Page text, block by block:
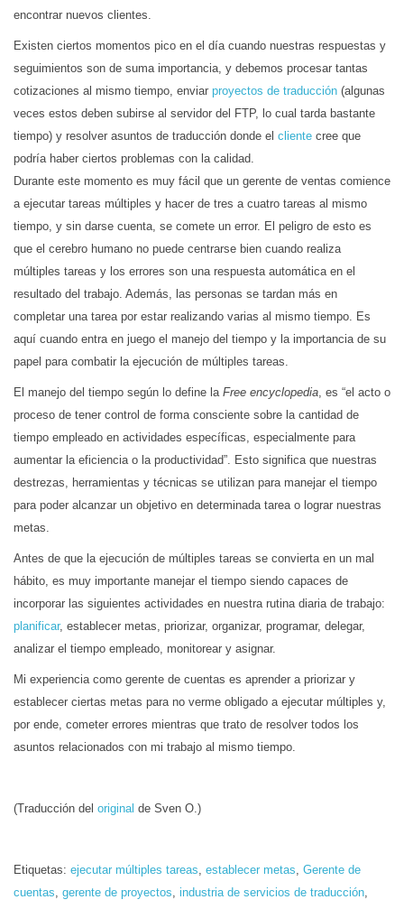
encontrar nuevos clientes.
Existen ciertos momentos pico en el día cuando nuestras respuestas y
seguimientos son de suma importancia, y debemos procesar tantas
cotizaciones al mismo tiempo, enviar proyectos de traducción (algunas
veces estos deben subirse al servidor del FTP, lo cual tarda bastante
tiempo) y resolver asuntos de traducción donde el cliente cree que
podría haber ciertos problemas con la calidad.
Durante este momento es muy fácil que un gerente de ventas comience
a ejecutar tareas múltiples y hacer de tres a cuatro tareas al mismo
tiempo, y sin darse cuenta, se comete un error. El peligro de esto es
que el cerebro humano no puede centrarse bien cuando realiza
múltiples tareas y los errores son una respuesta automática en el
resultado del trabajo. Además, las personas se tardan más en
completar una tarea por estar realizando varias al mismo tiempo. Es
aquí cuando entra en juego el manejo del tiempo y la importancia de su
papel para combatir la ejecución de múltiples tareas.
El manejo del tiempo según lo define la Free encyclopedia, es “el acto o
proceso de tener control de forma consciente sobre la cantidad de
tiempo empleado en actividades específicas, especialmente para
aumentar la eficiencia o la productividad”. Esto significa que nuestras
destrezas, herramientas y técnicas se utilizan para manejar el tiempo
para poder alcanzar un objetivo en determinada tarea o lograr nuestras
metas.
Antes de que la ejecución de múltiples tareas se convierta en un mal
hábito, es muy importante manejar el tiempo siendo capaces de
incorporar las siguientes actividades en nuestra rutina diaria de trabajo:
planificar, establecer metas, priorizar, organizar, programar, delegar,
analizar el tiempo empleado, monitorear y asignar.
Mi experiencia como gerente de cuentas es aprender a priorizar y
establecer ciertas metas para no verme obligado a ejecutar múltiples y,
por ende, cometer errores mientras que trato de resolver todos los
asuntos relacionados con mi trabajo al mismo tiempo.
(Traducción del original de Sven O.)
Etiquetas: ejecutar múltiples tareas, establecer metas, Gerente de
cuentas, gerente de proyectos, industria de servicios de traducción,